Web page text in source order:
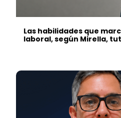
Las habilidades que
laboral, según Mirella,